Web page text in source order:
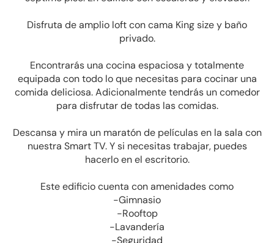
Disfruta de amplio loft con cama King size y baño
privado.
Encontrarás una cocina espaciosa y totalmente
equipada con todo lo que necesitas para cocinar una
comida deliciosa. Adicionalmente tendrás un comedor
para disfrutar de todas las comidas.
Descansa y mira un maratón de películas en la sala con
nuestra Smart TV. Y si necesitas trabajar, puedes
hacerlo en el escritorio.
Este edificio cuenta con amenidades como
-Gimnasio
-Rooftop
-Lavandería
-Seguridad